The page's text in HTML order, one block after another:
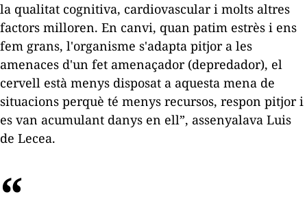
la qualitat cognitiva, cardiovascular i molts altres
factors milloren. En canvi, quan patim estrès i ens
fem grans, l'organisme s'adapta pitjor a les
amenaces d'un fet amenaçador (depredador), el
cervell està menys disposat a aquesta mena de
situacions perquè té menys recursos, respon pitjor i
es van acumulant danys en ell”, assenyalava Luis
de Lecea.